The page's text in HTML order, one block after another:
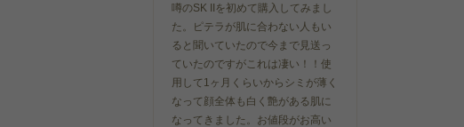
噂のSK IIを初めて購入してみまし
た。ピテラが肌に合わない人もい
ると聞いていたので今まで見送っ
ていたのですがこれは凄い！！使
用して1ヶ月くらいからシミが薄く
なって顔全体も白く艶がある肌に
なってきました。お値段がお高い